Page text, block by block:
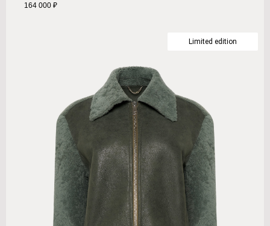
164 000 ₽
Limited edition